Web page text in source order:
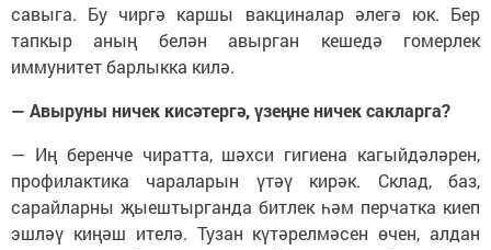
савыга. Бу чиргә каршы вакциналар әлегә юк. Бер
тапкыр аның белән авырган кешедә гомерлек
иммунитет барлыкка килә.
— Авыруны ничек кисәтергә, үзеңне ничек сакларга?
— Иң беренче чиратта, шәхси гигиена кагыйдәләрен,
профилактика чараларын үтәү кирәк. Склад, баз,
сарайларны җыештырганда битлек һәм перчатка киеп
эшләү киңәш ителә. Тузан күтәрелмәсен өчен, алдан